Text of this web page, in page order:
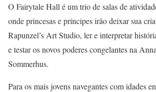
O Fairytale Hall é um trio de salas de
onde princesas e príncipes irão deixar sua
Rapunzel’s Art Studio, ler e interpretar
e testar os novos poderes congelantes na
Sommerhus.
Para os mais jovens navegantes com idades